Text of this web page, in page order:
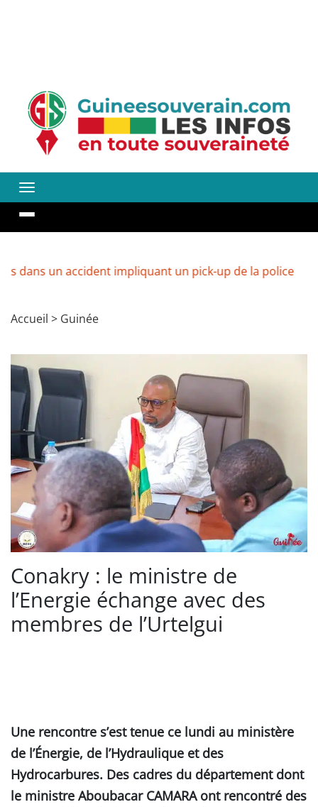
accident impliquant un pick-up de la police Guinée
Accueil > Guinée
Conakry : le ministre de
l’Energie échange avec des
membres de l’Urtelgui
Une rencontre s’est tenue ce lundi au ministère
de l’Énergie, de l’Hydraulique et des
Hydrocarbures. Des cadres du département dont
le ministre Aboubacar CAMARA ont rencontré des